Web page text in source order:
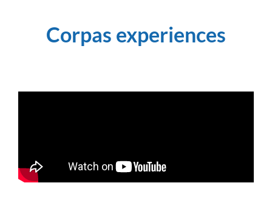
Corpas experiences